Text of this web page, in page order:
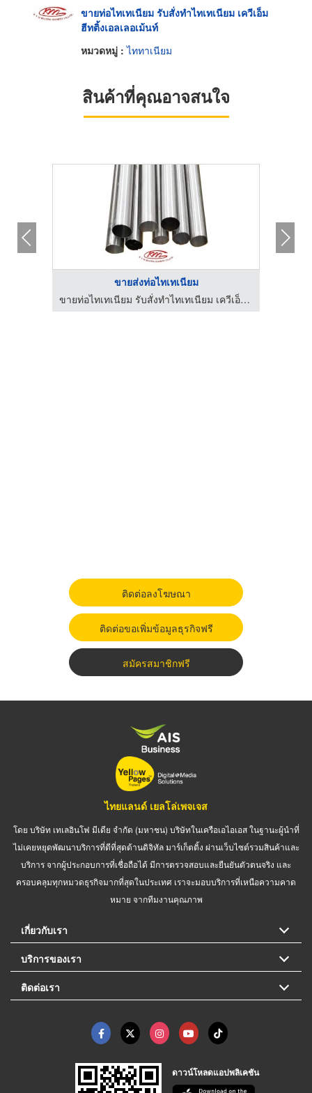
ขายท่อไทเทเนียม รับสั่งทำไทเทเนียม เควีเอ็ม
ฮีทติ้งเอลเลอเม้นท์
หมวดหมู่ :ไททาเนียม
สินค้าที่คุณอาจสนใจ
ขายส่งท่อไทเทเนียม
ขายท่อไทเทเนียม รับสั่งทำไทเทเนียม เควีเอ็ม ฮีทติ้งเอลเลอเม้นท์
ติดต่อลงโฆษณา
ติดต่อขอเพิ่มข้อมูลธุรกิจฟรี
สมัครสมาชิกฟรี
ไทยแลนด์ เยลโล่เพจเจส
โดย บริษัท เทเลอินโฟ มีเดีย จำกัด (มหาชน) บริษัทในเครือเอไอเอส ในฐานะผู้นำที่
ไม่เคยหยุดพัฒนาบริการที่ดีที่สุดด้านดิจิทัล มาร์เก็ตติ้ง ผ่านเว็บไซต์รวมสินค้าและ
บริการ จากผู้ประกอบการที่เชื่อถือได้ มีการตรวจสอบและยืนยันตัวตนจริง และ
ครอบคลุมทุกหมวดธุรกิจมากที่สุดในประเทศ เราจะมอบบริการที่เหนือความคาด
หมาย จากทีมงานคุณภาพ
เกี่ยวกับเรา
บริการของเรา
ติดต่อเรา
ดาวน์โหลดแอปพลิเคชัน